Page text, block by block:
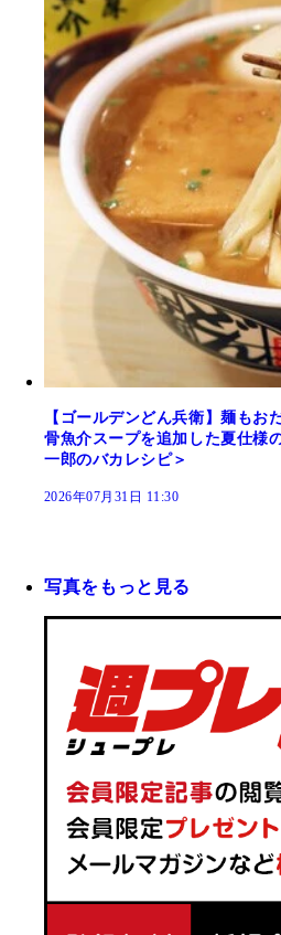
【ゴールデンどん兵衛】麺も
骨魚介スープを追加した夏仕様
一郎のバカレシピ＞
2026年07月31日 11:30
写真をもっと見る